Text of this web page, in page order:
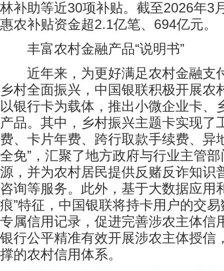
林补助等近30项补贴。截至2026年3
惠农补贴资金超2.1亿笔、694亿元。
丰富农村金融产品“说明书”
近年来，为更好满足农村金融支
乡村全面振兴，中国银联积极开展农
以银行卡为载体，推出小微企业卡、
产品。其中，乡村振兴主题卡实现了
费、卡片年费、跨行取款手续费、异
全免”，汇聚了地方政府与行业主管
源，并为农村居民提供反赌反诈知识
咨询等服务。此外，基于大数据应用
痕”特征，中国银联将持卡用户的交
专属信用记录，促进完善涉农主体信
银行公平精准有效开展涉农主体授信
撑的农村信用体系。